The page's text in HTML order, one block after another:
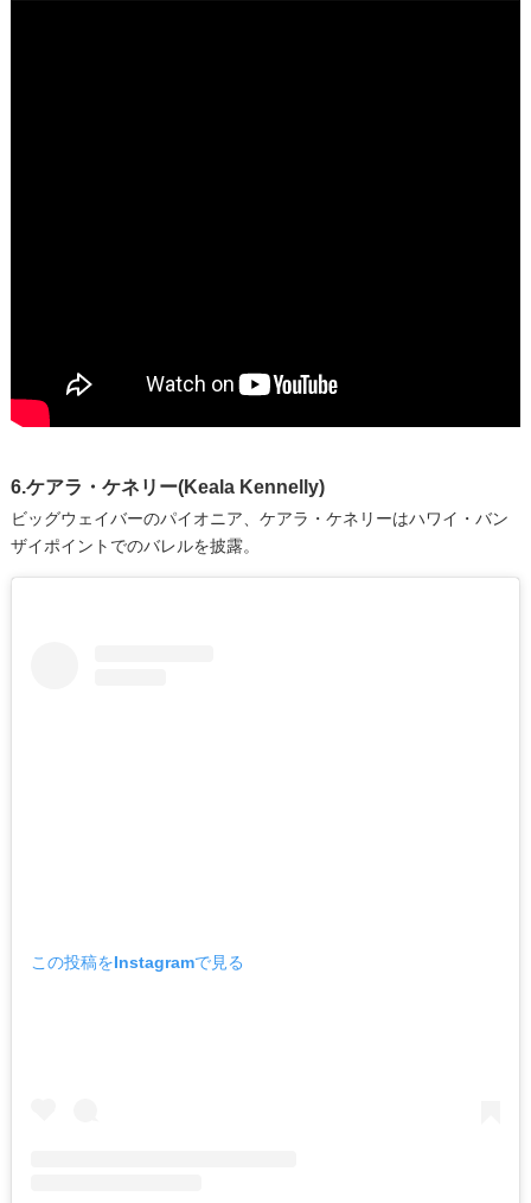
6.ケアラ・ケネリー(Keala Kennelly)
ビッグウェイバーのパイオニア、ケアラ・ケネリーはハワイ・バン
ザイポイントでのバレルを披露。
この投稿をInstagramで見る